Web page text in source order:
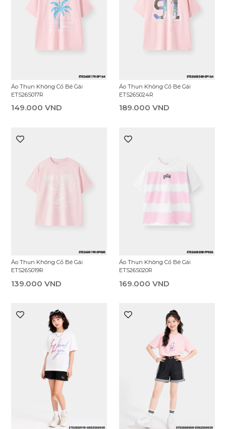
Áo Thun Không Cổ Bé Gái
ETS26S017R
149.000 VND
Áo Thun Không Cổ Bé Gái
ETS26S024R
189.000 VND
Áo Thun Không Cổ Bé Gái
ETS26S019R
139.000 VND
Áo Thun Không Cổ Bé Gái
ETS26S020R
169.000 VND